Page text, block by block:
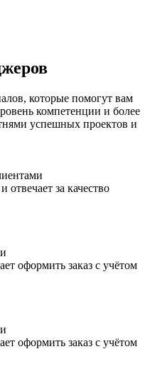
которые помогут вам
компетенции и более
успешных проектов и
за качество
оформить заказ с учётом
оформить заказ с учётом